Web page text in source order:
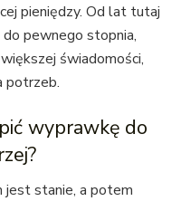
pieniędzy. Od lat tutaj
pewnego stopnia,
świadomości,
potrzeb.
wyprawkę do
jest stanie, a potem